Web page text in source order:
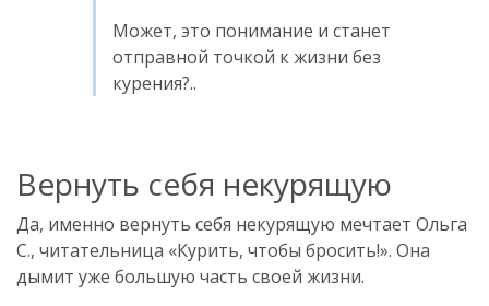
Может, это понимание и станет
отправной точкой к жизни без
курения?..
Вернуть себя некурящую
Да, именно вернуть себя некурящую мечтает Ольга
С., читательница «Курить, чтобы бросить!». Она
дымит уже большую часть своей жизни.